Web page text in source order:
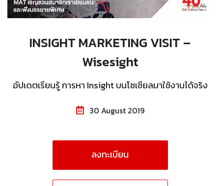
INSIGHT MARKETING VISIT –
Wisesight
อัปเดตเรียนรู้ การหา Insight บนโซเชียลมาใช้งานได้จริง
30 August 2019
ลงทะเบียน